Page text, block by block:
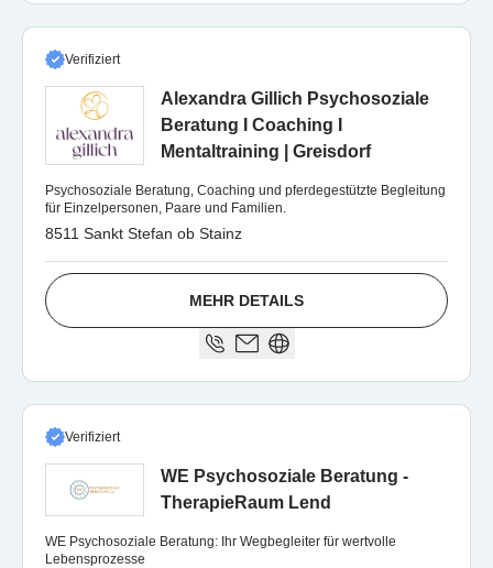
Verifiziert
Alexandra Gillich Psychosoziale
Beratung I Coaching I
Mentaltraining | Greisdorf
Psychosoziale Beratung, Coaching und pferdegestützte Begleitung
für Einzelpersonen, Paare und Familien.
8511 Sankt Stefan ob Stainz
MEHR DETAILS
Verifiziert
WE Psychosoziale Beratung -
TherapieRaum Lend
WE Psychosoziale Beratung: Ihr Wegbegleiter für wertvolle
Lebensprozesse